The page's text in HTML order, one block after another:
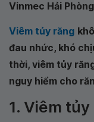
Vinmec Hải Phòng
Viêm tủy răng
đau nhức, khó
thời, viêm tủy
nguy hiểm cho
1. Viêm